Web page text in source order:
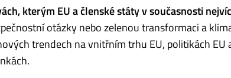
kterým EU a členské státy v současnosti
otázky nebo zelenou transformaci a
trendech na vnitřním trhu EU, politikách EU